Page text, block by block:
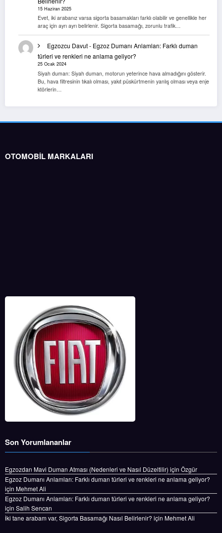
15 Haziran 2025
Evet, iki arabanız varsa sigorta basamakları farklı olabilir ve genellikle her
araç için ayrı ayrı belirlenir. Sigorta basamağı, zorunlu trafik…
Egzozcu Davut- Egzoz Dumanı Anlamları: Farklı duman
türleri ve renkleri ne anlama geliyor?
25 Ocak 2024
Siyah duman: Siyah duman, motorun yeterince hava almadığını gösterir.
Bu, hava filtresinin tıkalı olması, yakıt püskürtmenin yanlış olması veya enje
ktörlerin…
OTOMOBİL MARKALARI
Son Yorumlananlar
Egzozdan Mavi Duman Atması (Nedenleri ve Nasıl Düzeltilir) için Özgür
Egzoz Dumanı Anlamları: Farklı duman türleri ve renkleri ne anlama geliyor?
için Mehmet Ali
Egzoz Dumanı Anlamları: Farklı duman türleri ve renkleri ne anlama geliyor?
için Salih Sencan
İki tane arabam var, Sigorta Basamağı Nasıl Belirlenir? için Mehmet Ali